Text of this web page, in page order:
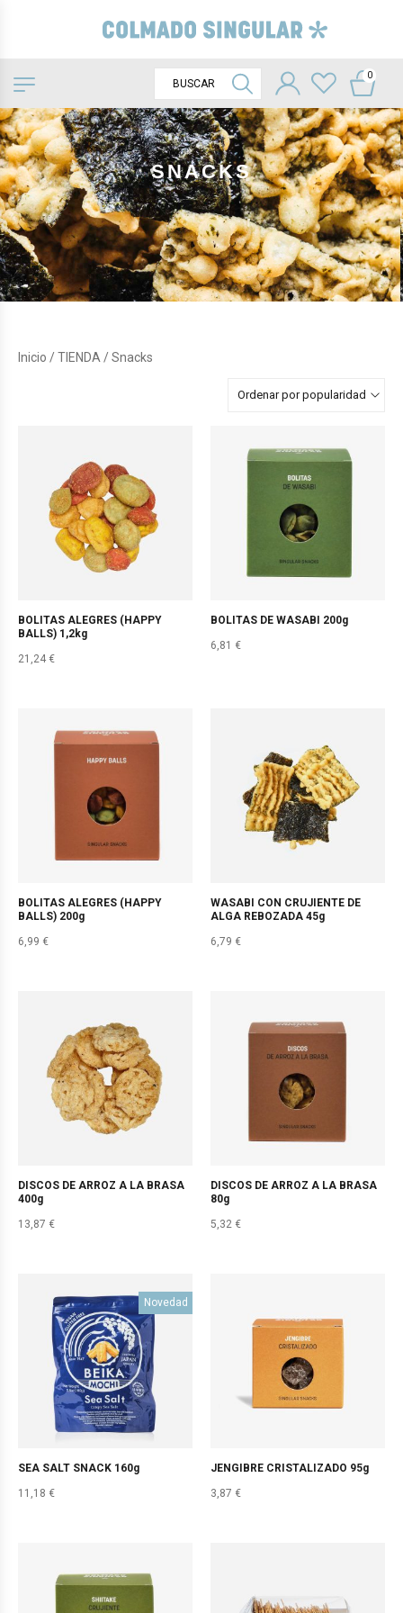
0
SNACKS
Inicio /TIENDA / Snacks
Ordenar por popularidad
BOLITAS ALEGRES (HAPPY
BALLS) 1,2kg
21,24 €
BOLITAS DE WASABI 200g
6,81 €
BOLITAS ALEGRES (HAPPY
BALLS) 200g
6,99 €
WASABI CON CRUJIENTE DE
ALGA REBOZADA 45g
6,79 €
DISCOS DE ARROZ A LA BRASA
400g
13,87 €
DISCOS DE ARROZ A LA BRASA
80g
5,32 €
Novedad
SEA SALT SNACK 160g
11,18 €
JENGIBRE CRISTALIZADO 95g
3,87 €